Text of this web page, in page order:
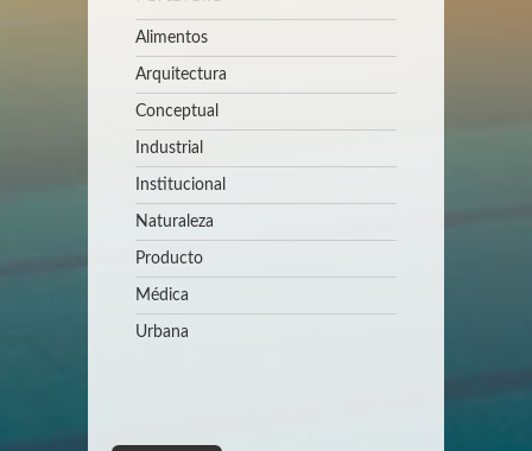
Alimentos
Arquitectura
Conceptual
Industrial
Institucional
Naturaleza
Producto
Médica
Urbana